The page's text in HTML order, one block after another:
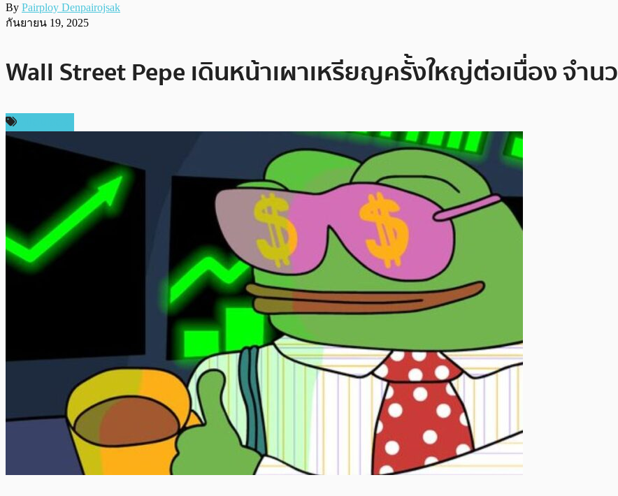
By Pairploy Denpairojsak
กันยายน 19, 2025
Wall Street Pepe เดินหน้าเผาเหรียญครั้งใหญ่ต่อเนื่อง จำ